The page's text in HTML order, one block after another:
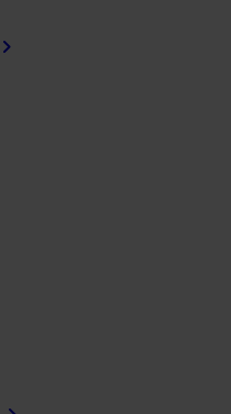
chevron_right